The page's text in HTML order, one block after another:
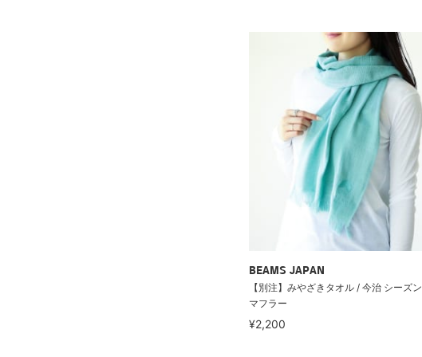
BEAMS JAPAN
【別注】みやざきタオル / 今治 シーズン
マフラー
¥2,200